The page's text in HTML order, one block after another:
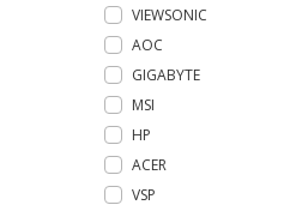
VIEWSONIC
AOC
GIGABYTE
MSI
HP
ACER
VSP